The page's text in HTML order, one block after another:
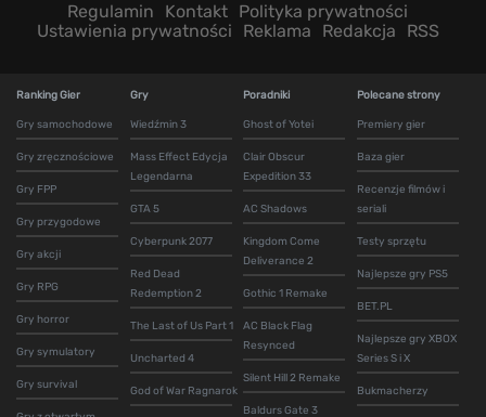
Regulamin Kontakt Polityka prywatności
Ustawienia prywatności
Reklama Redakcja RSS
Ranking Gier
Gry samochodowe
Gry zręcznościowe
Gry FPP
Gry przygodowe
Gry akcji
Gry RPG
Gry horror
Gry symulatory
Gry survival
Gry
Wiedźmin 3
Mass Effect Edycja
Legendarna
GTA 5
Cyberpunk 2077
Red Dead
Redemption 2
The Last of Us Part 1
Uncharted 4
God of War Ragnarok
Poradniki
Ghost of Yotei
Clair Obscur
Expedition 33
AC Shadows
Kingdom Come
Deliverance 2
Gothic 1 Remake
AC Black Flag
Resynced
Silent Hill 2 Remake
Baldurs Gate 3
Polecane strony
Premiery gier
Baza gier
Recenzje filmów i
seriali
Testy sprzętu
Najlepsze gry PS5
BET.PL
Najlepsze gry XBOX
Series S i X
Bukmacherzy